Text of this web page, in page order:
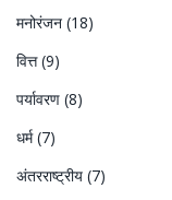
मनोरंजन (18)
वित्त(9)
पर्यावरण (8)
धर्म(7)
अंतरराष्ट्रीय (7)